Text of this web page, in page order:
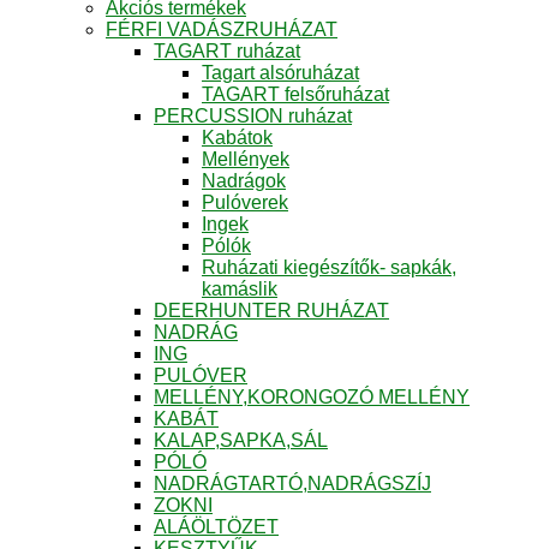
Akciós termékek
FÉRFI VADÁSZRUHÁZAT
TAGART ruházat
Tagart alsóruházat
TAGART felsőruházat
PERCUSSION ruházat
Kabátok
Mellények
Nadrágok
Pulóverek
Ingek
Pólók
Ruházati kiegészítők- sapkák,
kamáslik
DEERHUNTER RUHÁZAT
NADRÁG
ING
PULÓVER
MELLÉNY,KORONGOZÓ MELLÉNY
KABÁT
KALAP,SAPKA,SÁL
PÓLÓ
NADRÁGTARTÓ,NADRÁGSZÍJ
ZOKNI
ALÁÖLTÖZET